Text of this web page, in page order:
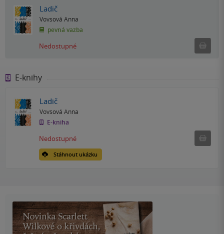
Ladič
Vovsová Anna
pevná vazba
Nedostupné
E-knihy
Ladič
Vovsová Anna
E-kniha
Stáhnout ukázku
Nedostupné